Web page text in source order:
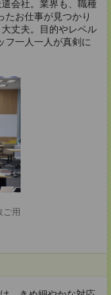
会社。業界も、職種
たお仕事が見つかり
丈夫。目的やレベル
フ一人一人が真剣に
ご用